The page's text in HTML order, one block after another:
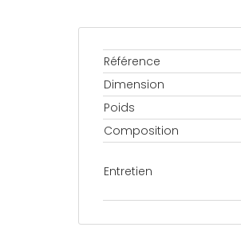
Référence
Dimension
Poids
Composition
Entretien